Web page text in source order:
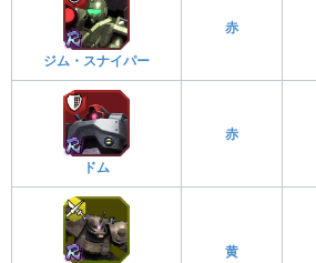
ジム・スナイパー
赤
ドム
赤
黄